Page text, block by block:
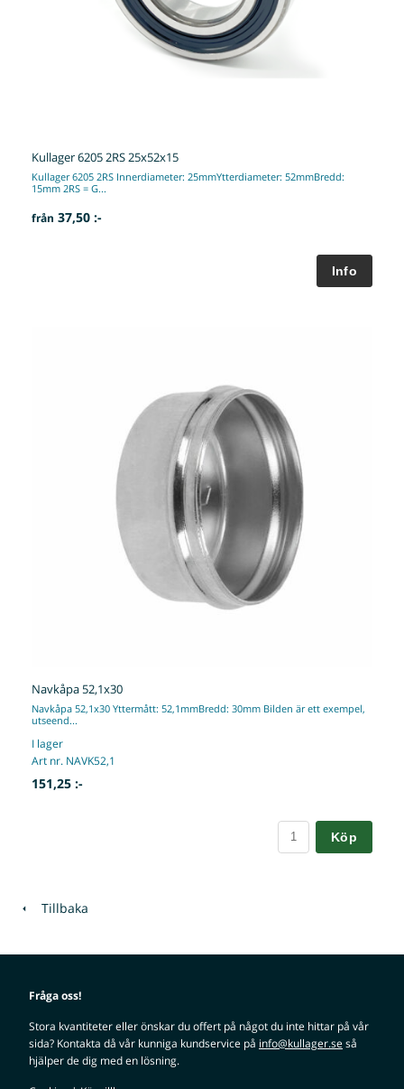
Kullager 6205 2RS 25x52x15
Kullager 6205 2RS Innerdiameter: 25mmYtterdiameter: 52mmBredd:
15mm 2RS = G...
från 37,50 :-
Navkåpa 52,1x30
Navkåpa 52,1x30 Yttermått: 52,1mmBredd: 30mm Bilden är ett exempel,
utseend...
I lager
Art nr. NAVK52,1
151,25 :-
Köp
Tillbaka
Fråga oss!
Stora kvantiteter eller önskar du offert på något du inte hittar på vår
sida? Kontakta då vår kunniga kundservice på info@kullager.seså
hjälper de dig med en lösning.